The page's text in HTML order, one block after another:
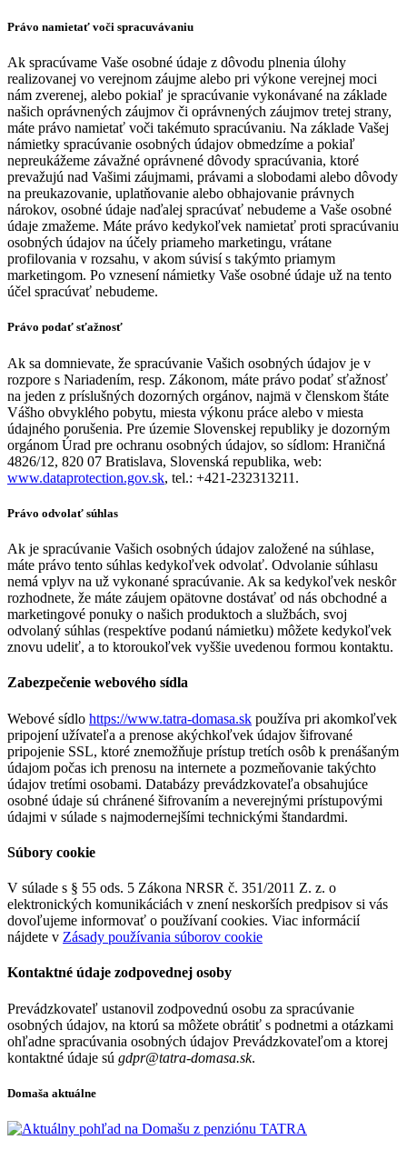
Právo namietať voči spracuvávaniu
Ak spracúvame Vaše osobné údaje z dôvodu plnenia úlohy
realizovanej vo verejnom záujme alebo pri výkone verejnej moci
nám zverenej, alebo pokiaľ je spracúvanie vykonávané na základe
našich oprávnených záujmov či oprávnených záujmov tretej strany,
máte právo namietať voči takémuto spracúvaniu. Na základe Vašej
námietky spracúvanie osobných údajov obmedzíme a pokiaľ
nepreukážeme závažné oprávnené dôvody spracúvania, ktoré
prevažujú nad Vašimi záujmami, právami a slobodami alebo dôvody
na preukazovanie, uplatňovanie alebo obhajovanie právnych
nárokov, osobné údaje naďalej spracúvať nebudeme a Vaše osobné
údaje zmažeme. Máte právo kedykoľvek namietať proti spracúvaniu
osobných údajov na účely priameho marketingu, vrátane
profilovania v rozsahu, v akom súvisí s takýmto priamym
marketingom. Po vznesení námietky Vaše osobné údaje už na tento
účel spracúvať nebudeme.
Právo podať sťažnosť
Ak sa domnievate, že spracúvanie Vašich osobných údajov je v
rozpore s Nariadením, resp. Zákonom, máte právo podať sťažnosť
na jeden z príslušných dozorných orgánov, najmä v členskom štáte
Vášho obvyklého pobytu, miesta výkonu práce alebo v miesta
údajného porušenia. Pre územie Slovenskej republiky je dozorným
orgánom Úrad pre ochranu osobných údajov, so sídlom: Hraničná
4826/12, 820 07 Bratislava, Slovenská republika, web:
www.dataprotection.gov.sk, tel.: +421-232313211.
Právo odvolať súhlas
Ak je spracúvanie Vašich osobných údajov založené na súhlase,
máte právo tento súhlas kedykoľvek odvolať. Odvolanie súhlasu
nemá vplyv na už vykonané spracúvanie. Ak sa kedykoľvek neskôr
rozhodnete, že máte záujem opätovne dostávať od nás obchodné a
marketingové ponuky o našich produktoch a službách, svoj
odvolaný súhlas (respektíve podanú námietku) môžete kedykoľvek
znovu udeliť, a to ktoroukoľvek vyššie uvedenou formou kontaktu.
Zabezpečenie webového sídla
Webové sídlo https://www.tatra-domasa.sk používa pri akomkoľvek
pripojení užívateľa a prenose akýchkoľvek údajov šifrované
pripojenie SSL, ktoré znemožňuje prístup tretích osôb k prenášaným
údajom počas ich prenosu na internete a pozmeňovanie takýchto
údajov tretími osobami. Databázy prevádzkovateľa obsahujúce
osobné údaje sú chránené šifrovaním a neverejnými prístupovými
údajmi v súlade s najmodernejšími technickými štandardmi.
Súbory cookie
V súlade s § 55 ods. 5 Zákona NRSR č. 351/2011 Z. z. o
elektronických komunikáciách v znení neskorších predpisov si vás
dovoľujeme informovať o používaní cookies. Viac informácií
nájdete v Zásady používania súborov cookie
Kontaktné údaje zodpovednej osoby
Prevádzkovateľ ustanovil zodpovednú osobu za spracúvanie
osobných údajov, na ktorú sa môžete obrátiť s podnetmi a otázkami
ohľadne spracúvania osobných údajov Prevádzkovateľom a ktorej
kontaktné údaje sú gdpr@tatra-domasa.sk.
Domaša aktuálne